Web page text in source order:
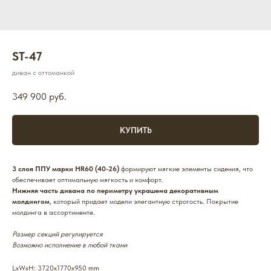
ST-47
диван с оттоманкой
349 900 руб.
КУПИТЬ
3 слоя ППУ марки HR60 (40-26) формируют мягкие элементы сидения, что
обеспечивает оптимальную мягкость и комфорт.
Нижняя часть дивана по периметру украшена декоративным
молдингом, который придает модели элегантную строгость. Покрытие
молдинга в ассортименте.
Размер секций регулируется
Возможно исполнение в любой ткани
LxWxH: 3720x1770x950 mm